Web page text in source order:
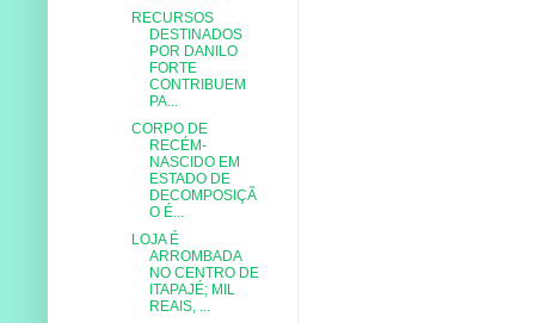
RECURSOS
DESTINADOS
POR DANILO
FORTE
CONTRIBUEM
PA...
CORPO DE
RECÉM-
NASCIDO EM
ESTADO DE
DECOMPOSIÇÃ
O É...
LOJA É
ARROMBADA
NO CENTRO DE
ITAPAJÉ; MIL
REAIS, ...